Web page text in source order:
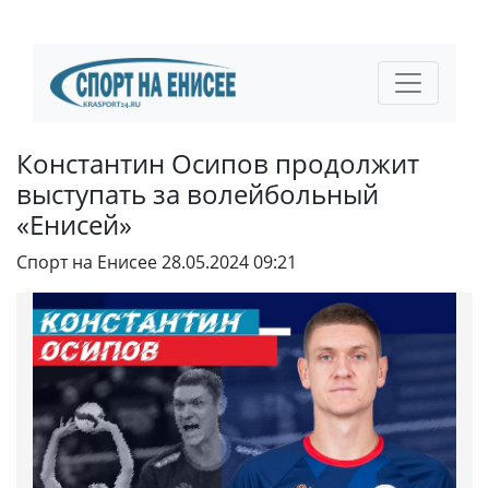
Константин Осипов продолжит
выступать за волейбольный
«Енисей»
Спорт на Енисее28.05.2024 09:21